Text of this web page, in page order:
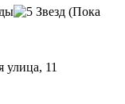
(Пока
улица, 11